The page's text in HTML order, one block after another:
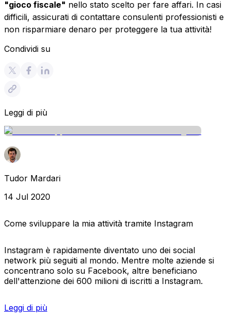
"gioco fiscale" nello stato scelto per fare affari. In casi
difficili, assicurati di contattare consulenti professionisti e
non risparmiare denaro per proteggere la tua attività!
Condividi su
Leggi di più
Tudor Mardari
14 Jul 2020
Come sviluppare la mia attività tramite Instagram
Instagram è rapidamente diventato uno dei social
network più seguiti al mondo. Mentre molte aziende si
concentrano solo su Facebook, altre beneficiano
dell'attenzione dei 600 milioni di iscritti a Instagram.
Leggi di più